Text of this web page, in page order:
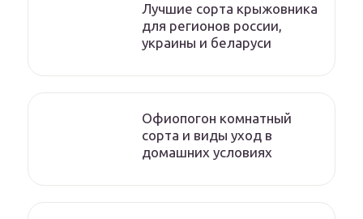
Лучшие сорта крыжовника
для регионов россии,
украины и беларуси
Офиопогон комнатный
сорта и виды уход в
домашних условиях